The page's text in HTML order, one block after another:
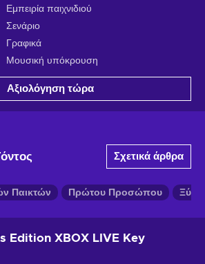
Εμπειρία παιχνιδιού
Σενάριο
Γραφικά
Μουσική υπόκρουση
Αξιολόγηση τώρα
Σχετικά άρθρα
Παικτών Πρώτου Προσώπου
Edition XBOX LIVE Key